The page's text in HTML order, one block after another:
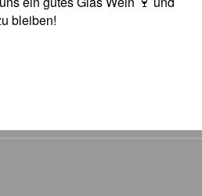
bleiben!